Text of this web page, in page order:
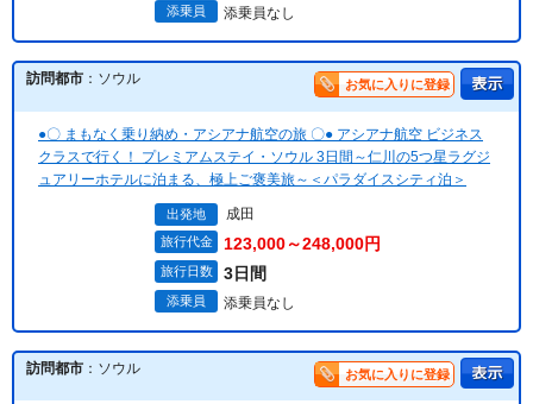
添乗員 添乗員なし
訪問都市 ：ソウル お気に入りに登録
●〇 まもなく乗り納め・アシアナ航空の旅 〇● アシアナ航空 ビジネス
クラスで行く！ プレミアムステイ・ソウル 3日間～仁川の5つ星ラグジ
ュアリーホテルに泊まる、極上ご褒美旅～＜パラダイスシティ泊＞
出発地 成田
旅行代金 123,000～248,000円
旅行日数 3日間
添乗員 添乗員なし
訪問都市 ：ソウル お気に入りに登録